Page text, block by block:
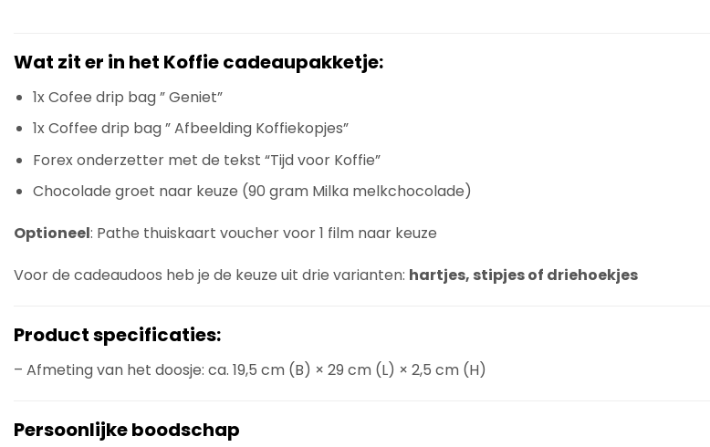
Wat zit er in het Koffie cadeaupakketje:
1x Cofee drip bag ” Geniet”
1x Coffee drip bag ” Afbeelding Koffiekopjes”
Forex onderzetter met de tekst “Tijd voor Koffie”
Chocolade groet naar keuze (90 gram Milka melkchocolade)
Optioneel: Pathe thuiskaart voucher voor 1 film naar keuze
Voor de cadeaudoos heb je de keuze uit drie varianten: hartjes, stipjes of driehoekjes
Product specificaties:
– Afmeting van het doosje: ca. 19,5 cm (B) × 29 cm (L) × 2,5 cm (H)
Persoonlijke boodschap